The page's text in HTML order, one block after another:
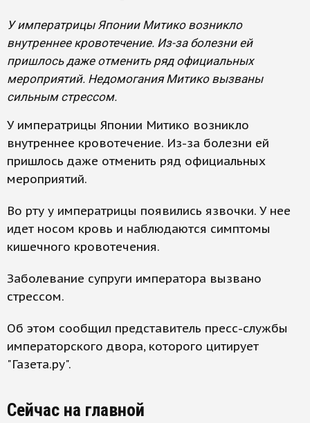
У императрицы Японии Митико возникло
внутреннее кровотечение. Из-за болезни ей
пришлось даже отменить ряд официальных
мероприятий. Недомогания Митико вызваны
сильным стрессом.
У императрицы Японии Митико возникло
внутреннее кровотечение. Из-за болезни ей
пришлось даже отменить ряд официальных
мероприятий.
Во рту у императрицы появились язвочки. У нее
идет носом кровь и наблюдаются симптомы
кишечного кровотечения.
Заболевание супруги императора вызвано
стрессом.
Об этом сообщил представитель пресс-службы
императорского двора, которого цитирует
"Газета.ру".
Сейчас на главной